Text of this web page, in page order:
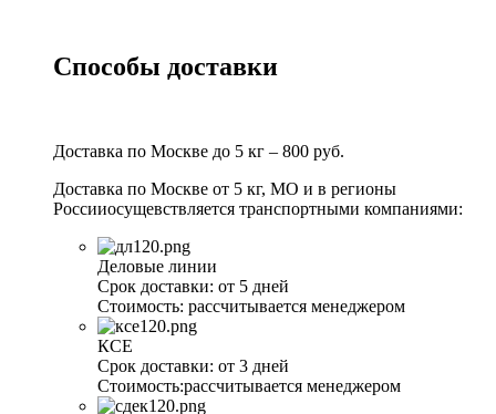
Способы доставки
Доставка по Москве до 5 кг – 800 руб.
Доставка по Москве от 5 кг, МО и в регионы
Россииосущевствляется транспортными компаниями:
Деловые линии
Срок доставки: от 5 дней
Стоимость: рассчитывается менеджером
КСЕ
Срок доставки: от 3 дней
Стоимость:рассчитывается менеджером